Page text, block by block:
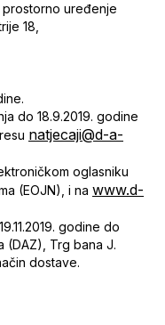
prostorno uređenje
18,
do 18.9.2019. godine
natjecaji@d-a-
oglasniku
(EOJN), i na www.d-
godine do
(DAZ), Trg bana J.
dostave.